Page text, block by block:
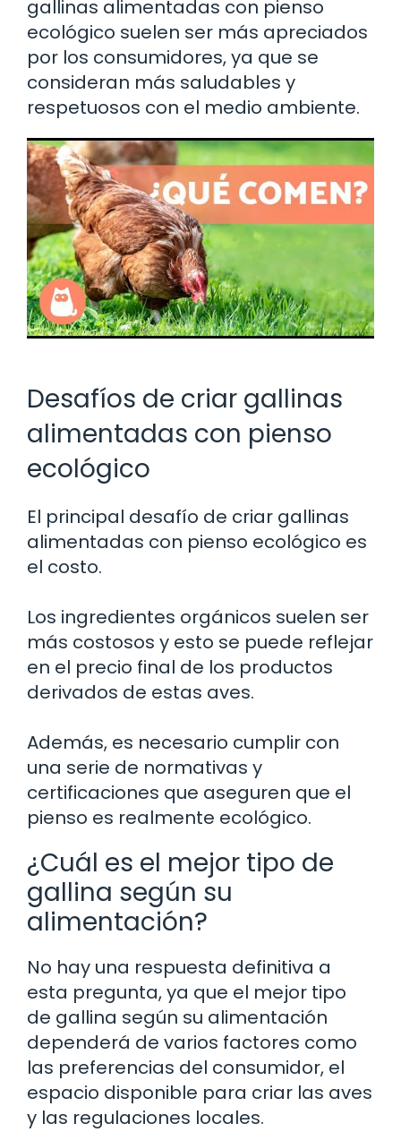
gallinas alimentadas con pienso
ecológico suelen ser más apreciados
por los consumidores, ya que se
consideran más saludables y
respetuosos con el medio ambiente.
Desafíos de criar gallinas
alimentadas con pienso
ecológico
El principal desafío de criar gallinas
alimentadas con pienso ecológico es
el costo.
Los ingredientes orgánicos suelen ser
más costosos y esto se puede reflejar
en el precio final de los productos
derivados de estas aves.
Además, es necesario cumplir con
una serie de normativas y
certificaciones que aseguren que el
pienso es realmente ecológico.
¿Cuál es el mejor tipo de
gallina según su
alimentación?
No hay una respuesta definitiva a
esta pregunta, ya que el mejor tipo
de gallina según su alimentación
dependerá de varios factores como
las preferencias del consumidor, el
espacio disponible para criar las aves
y las regulaciones locales.